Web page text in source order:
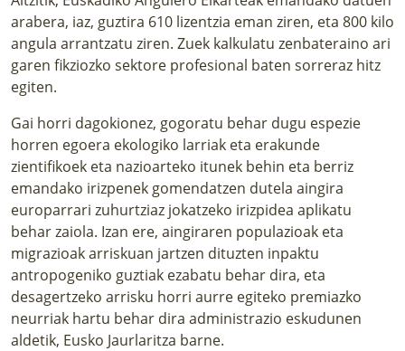
arabera, iaz, guztira 610 lizentzia eman ziren, eta 800 kilo
angula arrantzatu ziren. Zuek kalkulatu zenbateraino ari
garen fikziozko sektore profesional baten sorreraz hitz
egiten.
Gai horri dagokionez, gogoratu behar dugu espezie
horren egoera ekologiko larriak eta erakunde
zientifikoek eta nazioarteko itunek behin eta berriz
emandako irizpenek gomendatzen dutela aingira
europarrari zuhurtziaz jokatzeko irizpidea aplikatu
behar zaiola. Izan ere, aingiraren populazioak eta
migrazioak arriskuan jartzen dituzten inpaktu
antropogeniko guztiak ezabatu behar dira, eta
desagertzeko arrisku horri aurre egiteko premiazko
neurriak hartu behar dira administrazio eskudunen
aldetik, Eusko Jaurlaritza barne.